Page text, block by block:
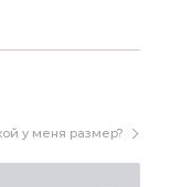
у меня размер?